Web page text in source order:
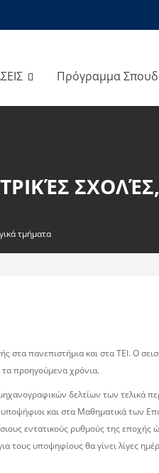
Πρόγραμμα
τμήματα
πανεπιστήμια και στα ΤΕΙ. Ο
τα προηγούμενα χρόνια.
δελτίων των τελικά
και στα Μαθηματικά των
εντατικούς ρυθμούς της
υποψηφίους θα γίνει λίγες